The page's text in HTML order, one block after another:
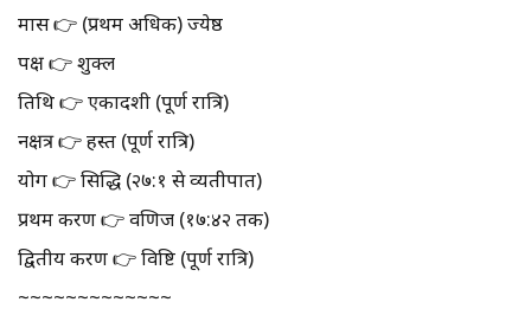
मास 👉 (प्रथम अधिक) ज्येष्ठ
पक्ष 👉 शुक्ल
तिथि 👉 एकादशी (पूर्ण रात्रि)
नक्षत्र 👉 हस्त (पूर्ण रात्रि)
योग 👉 सिद्धि (२७:१ से व्यतीपात)
प्रथम करण 👉 वणिज (१७:४२ तक)
द्वितीय करण 👉 विष्टि (पूर्ण रात्रि)
~~~~~~~~~~~~~